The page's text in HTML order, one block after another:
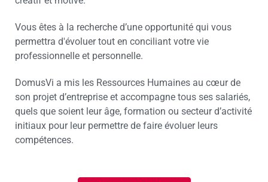
Vous êtes à la recherche d’une opportunité qui vous
permettra d'évoluer tout en conciliant votre vie
professionnelle et personnelle.
DomusVi a mis les Ressources Humaines au cœur de
son projet d’entreprise et accompagne tous ses salariés,
quels que soient leur âge, formation ou secteur d’activité
initiaux pour leur permettre de faire évoluer leurs
compétences.